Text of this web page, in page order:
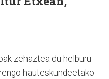
zehaztea du helburu
hauteskundeetako